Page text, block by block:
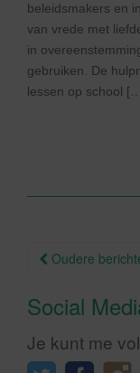
beleidsmakers en
van vrede met
in
gebruiken. De
lessen op school
Oudere
Social
Je kunt me